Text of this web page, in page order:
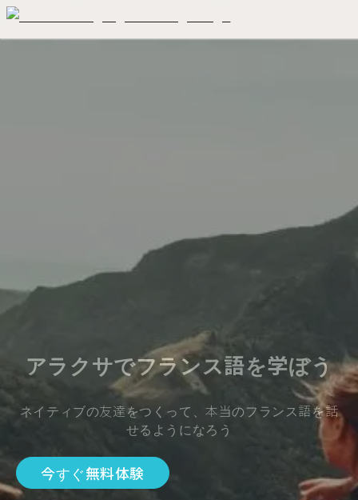
アラクサでフランス語を学ぼう
ネイティブの友達をつくって、本当のフランス語を話
せるようになろう
今すぐ無料体験